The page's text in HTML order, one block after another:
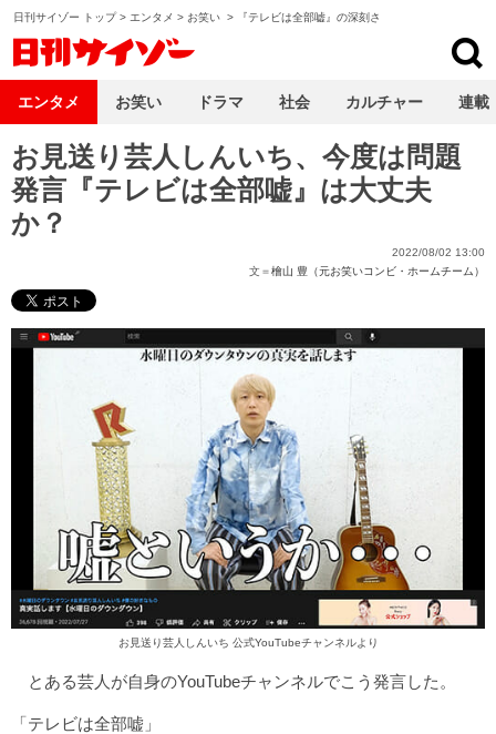
日刊サイゾー トップ> エンタメ > お笑い > 『テレビは全部嘘』の深刻さ
お見送り芸人しんいち、今度は問題
発言『テレビは全部嘘』は大丈夫
か？
2022/08/02 13:00
文＝檜山 豊（元お笑いコンビ・ホームチーム）
お見送り芸人しんいち 公式YouTubeチャンネルより
とある芸人が自身のYouTubeチャンネルでこう発言した。
「テレビは全部嘘」
エンタメ お笑い ドラマ 社会 カルチャー 連載